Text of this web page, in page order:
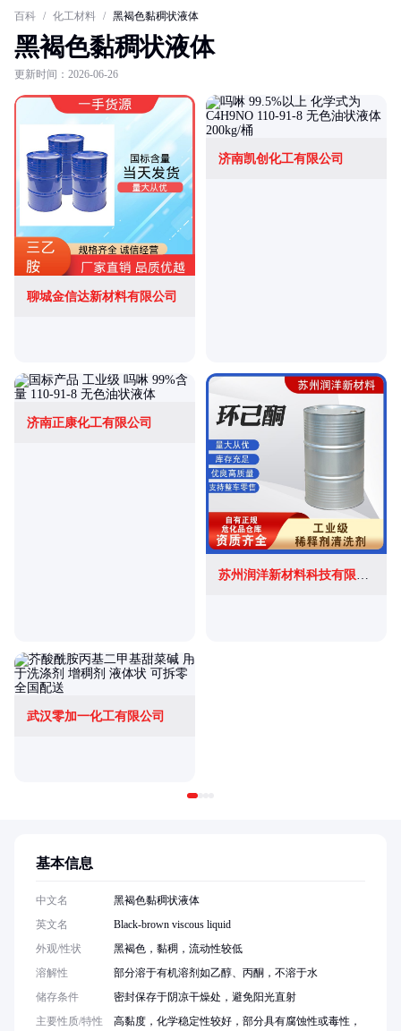
百科 / 化工材料 / 黑褐色黏稠状液体
黑褐色黏稠状液体
更新时间：2026-06-26
聊城金信达新材料有限公司
济南凯创化工有限公司
济南正康化工有限公司
苏州润洋新材料科技有限公司
武汉零加一化工有限公司
基本信息
中文名
黑褐色黏稠状液体
英文名
Black-brown viscous liquid
外观/性状
黑褐色，黏稠，流动性较低
溶解性
部分溶于有机溶剂如乙醇、丙酮，不溶于水
储存条件
密封保存于阴凉干燥处，避免阳光直射
主要性质/特性
高黏度，化学稳定性较好，部分具有腐蚀性或毒性，